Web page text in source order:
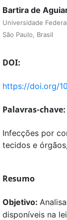
Bartira de
Universidade
São Paulo, Brasil
DOI:
https://doi.org/
Palavras-chave:
Infecções por
tecidos e
Resumo
Objetivo:
disponíveis na